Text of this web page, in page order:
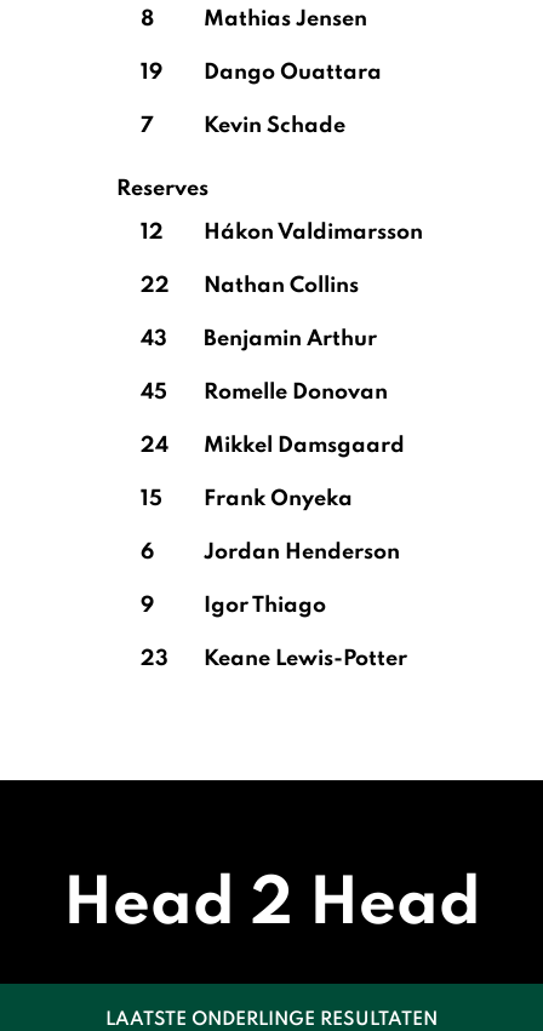
8 Mathias Jensen
19 Dango Ouattara
7 Kevin Schade
Reserves
12
Hákon Valdimarsson
22 Nathan Collins
43 Benjamin Arthur
45 Romelle Donovan
24 Mikkel Damsgaard
15 Frank Onyeka
6 Jordan Henderson
9 Igor Thiago
23 Keane Lewis-Potter
Head 2 Head
LAATSTE ONDERLINGE RESULTATEN